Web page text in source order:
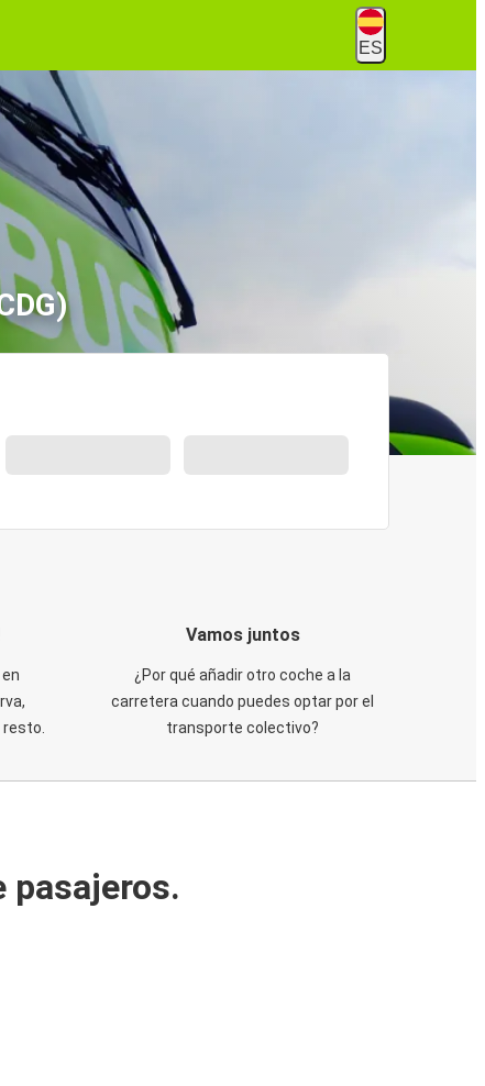
ES
Vamos juntos
¿Por qué añadir otro coche a la
carretera cuando puedes optar por el
transporte colectivo?
pasajeros.